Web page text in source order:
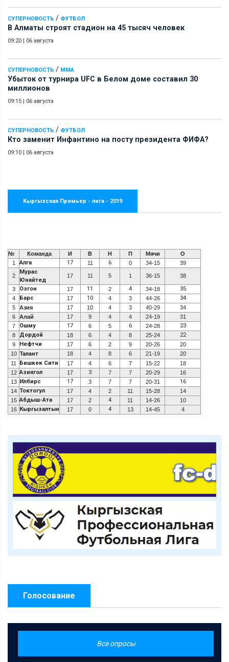
СУПЕРНОВОСТЬ / ФУТБОЛ
В Алматы строят стадион на 45 тысяч человек
09:20 | 06 августа
СУПЕРНОВОСТЬ / ММА
Убыток от турнира UFC в Белом доме составил 30
миллионов
09:15 | 06 августа
СУПЕРНОВОСТЬ / ФУТБОЛ
Кто заменит Инфантино на посту президента ФИФА?
09:10 | 06 августа
Кыргызская Премьер - лига - 2019
№ Команда И В Н П Мячи
О
1
Алга 17 11 6 0 34-15 39
2
Мурас
Юнайтед
17 11 5 1 36-15 38
3 Озгон 17 11 2 4 34-18 35
4 Барс 17 10 4 3 44-26 34
5 Азия 17 10 4 3 40-29
34
6
Алай 17 9 4 4 24-19
31
7
Ошму 17 6 5 6 24-28 23
8 Дордой 18 6 4 8 25-24 22
9 Нефтчи 17 6 2 9 20-26
20
10 Талант 18 4 8 6 21-19
20
11
Бишкек Сити 17 4 6 7 15-22
18
12 Азиягол 17 3 7 7 20-29
16
13 Илбирс 17 3 7 7 20-31 16
14 Токтогул 17 4 2 11 15-28
14
15 Абдыш-Ата 17 2 4 11 14-26
10
16 Кыргызалтын 17 0 4 13 14-45 4
Голосование
Все опросы